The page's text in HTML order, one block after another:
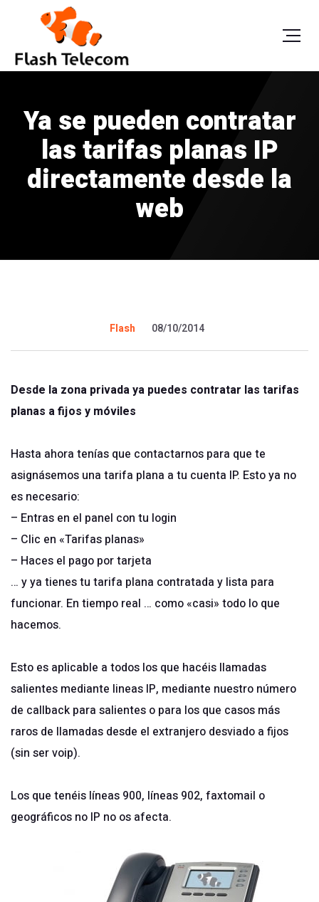
Ya se pueden contratar
las tarifas planas IP
directamente desde la
web
Flash 08/10/2014
Desde la zona privada ya puedes contratar las tarifas
planas a fijos y móviles
Hasta ahora tenías que contactarnos para que te
asignásemos una tarifa plana a tu cuenta IP. Esto ya no
es necesario:
– Entras en el panel con tu login
– Clic en «Tarifas planas»
– Haces el pago por tarjeta
… y ya tienes tu tarifa plana contratada y lista para
funcionar. En tiempo real … como «casi» todo lo que
hacemos.
Esto es aplicable a todos los que hacéis llamadas
salientes mediante lineas IP, mediante nuestro número
de callback para salientes o para los que casos más
raros de llamadas desde el extranjero desviado a fijos
(sin ser voip).
Los que tenéis líneas 900, líneas 902, faxtomail o
geográficos no IP no os afecta.